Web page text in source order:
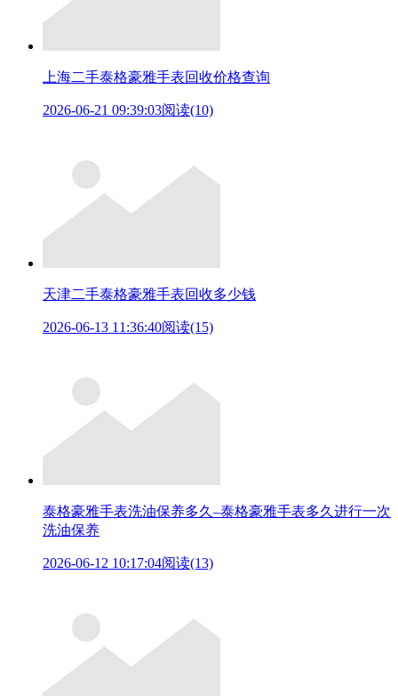
上海二手泰格豪雅手表回收价格查询
2026-06-21 09:39:03阅读(10)
天津二手泰格豪雅手表回收多少钱
2026-06-13 11:36:40阅读(15)
泰格豪雅手表洗油保养多久–泰格豪雅手表多久进行一次
洗油保养
2026-06-12 10:17:04阅读(13)